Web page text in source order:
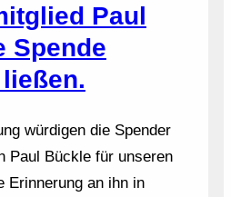
Paul
Spende
würdigen die Spender
Paul Bückle für unseren
Erinnerung an ihn in